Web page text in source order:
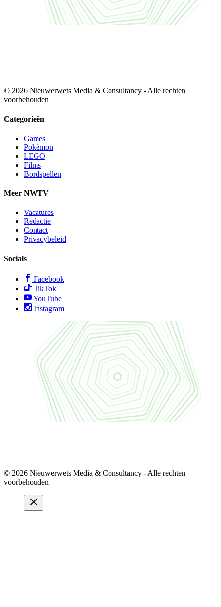
© 2026 Nieuwerwets Media & Consultancy - Alle rechten
voorbehouden
Categorieën
Games
Pokémon
LEGO
Films
Bordspellen
Meer NWTV
Vacatures
Redactie
Contact
Privacybeleid
Socials
Facebook
TikTok
YouTube
Instagram
© 2026 Nieuwerwets Media & Consultancy - Alle rechten
voorbehouden